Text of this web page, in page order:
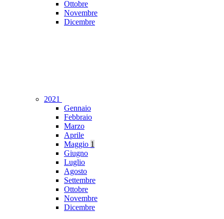
Ottobre
Novembre
Dicembre
2021
Gennaio
Febbraio
Marzo
Aprile
Maggio 1
Giugno
Luglio
Agosto
Settembre
Ottobre
Novembre
Dicembre